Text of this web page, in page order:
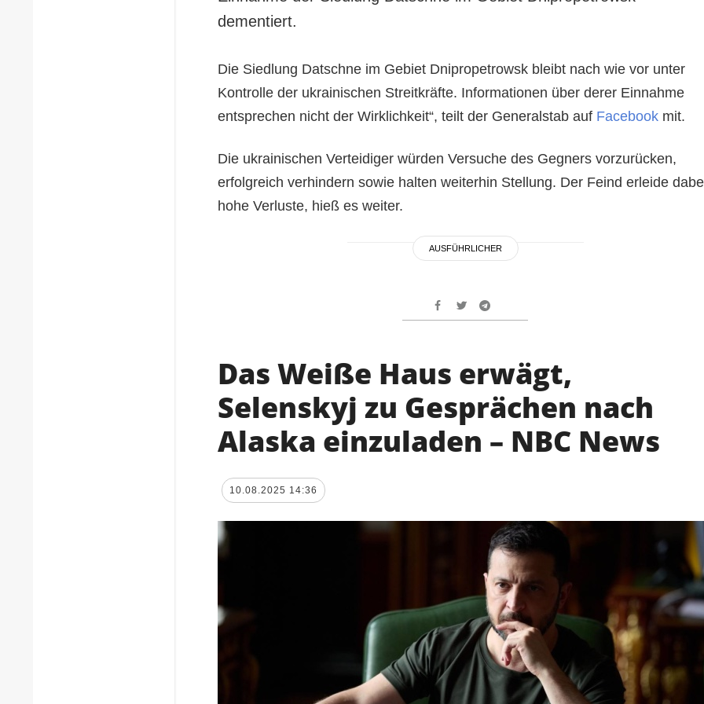
dementiert.
Die Siedlung Datschne im Gebiet Dnipropetrowsk bleibt nach wie vor unter
Kontrolle der ukrainischen Streitkräfte. Informationen über derer Einnahme
entsprechen nicht der Wirklichkeit“, teilt der Generalstab auf Facebook mit.
Die ukrainischen Verteidiger würden Versuche des Gegners vorzurücken,
erfolgreich verhindern sowie halten weiterhin Stellung. Der Feind erleide
hohe Verluste, hieß es weiter.
AUSFÜHRLICHER
Das Weiße Haus erwägt,
Selenskyj zu Gesprächen nach
Alaska einzuladen – NBC News
10.08.2025 14:36